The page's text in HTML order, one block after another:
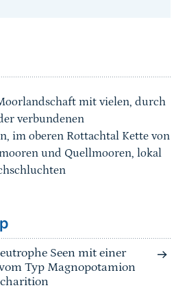
mit vielen, durch
verbundenen
im oberen Rottachtal Kette von
und Quellmooren, lokal
Seen mit einer
Typ Magnopotamion